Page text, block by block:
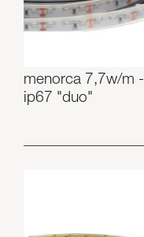
menorca 7,7w/m -
ip67 "duo"